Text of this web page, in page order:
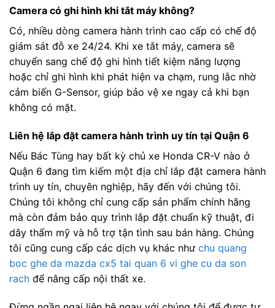
Camera có ghi hình khi tắt máy không?
Có, nhiều dòng camera hành trình cao cấp có chế độ
giám sát đỗ xe 24/24. Khi xe tắt máy, camera sẽ
chuyển sang chế độ ghi hình tiết kiệm năng lượng
hoặc chỉ ghi hình khi phát hiện va chạm, rung lắc nhờ
cảm biến G-Sensor, giúp bảo vệ xe ngay cả khi bạn
không có mặt.
Liên hệ lắp đặt camera hành trình uy tín tại Quận 6
Nếu Bác Tùng hay bất kỳ chủ xe Honda CR-V nào ở
Quận 6 đang tìm kiếm một địa chỉ lắp đặt camera hành
trình uy tín, chuyên nghiệp, hãy đến với chúng tôi.
Chúng tôi không chỉ cung cấp sản phẩm chính hãng
mà còn đảm bảo quy trình lắp đặt chuẩn kỹ thuật, đi
dây thẩm mỹ và hỗ trợ tận tình sau bán hàng. Chúng
tôi cũng cung cấp các dịch vụ khác như chu quang
boc ghe da mazda cx5 tai quan 6 vi ghe cu da son
rach để nâng cấp nội thất xe.